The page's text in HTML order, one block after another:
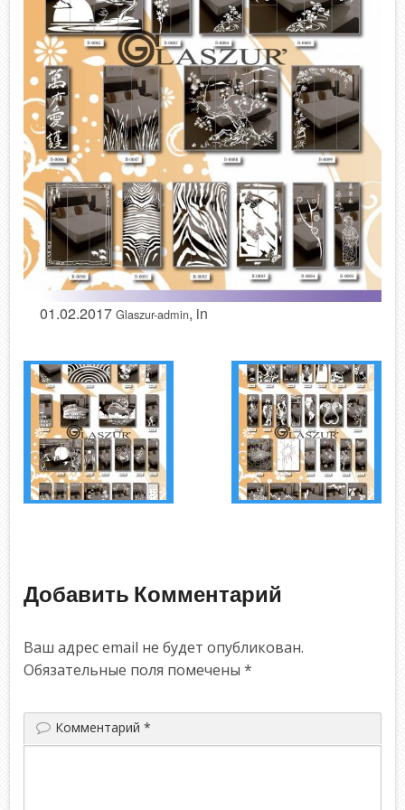
01.02.2017 Glaszur-admin, in
Добавить Комментарий
Ваш адрес email не будет опубликован.
Обязательные поля помечены*
Комментарий*